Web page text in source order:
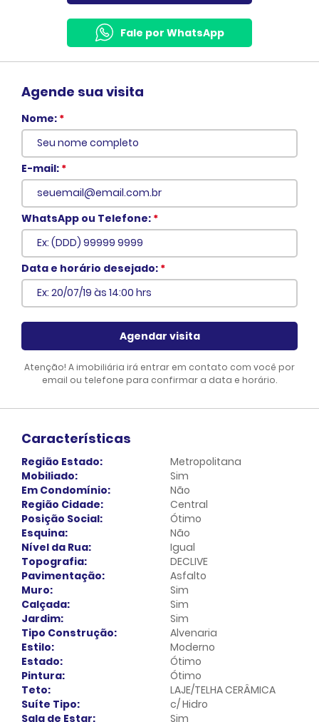
Fale por WhatsApp
Agende sua visita
Nome: *
E-mail: *
WhatsApp ou Telefone: *
Data e horário desejado: *
Agendar visita
Atenção! A imobiliária irá entrar em contato com você por
email ou telefone para confirmar a data e horário.
Voltar
Características
Região Estado:
Metropolitana
Mobiliado:
Sim
Em Condomínio:
Não
Região Cidade:
Central
Posição Social:
Ótimo
Esquina:
Não
Nível da Rua:
Igual
Topografia:
DECLIVE
Pavimentação:
Asfalto
Muro:
Sim
Calçada:
Sim
Jardim:
Sim
Tipo Construção:
Alvenaria
Estilo:
Moderno
Estado:
Ótimo
Pintura:
Ótimo
Teto:
LAJE/TELHA CERÂMICA
Suíte Tipo:
c/ Hidro
Sala de Estar:
Sim